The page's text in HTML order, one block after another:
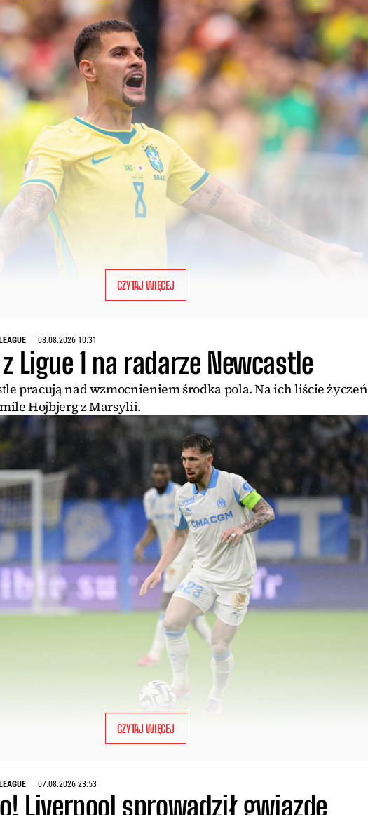
CZYTAJ WIĘCEJ
08.08.2026 10:31
Ligue 1 na radarze Newcastle
pracują nad wzmocnieniem środka pola. Na ich liście życzeń
Hojbjerg z Marsylii.
CZYTAJ WIĘCEJ
07.08.2026 23:53
Liverpool sprowadził gwiazdę